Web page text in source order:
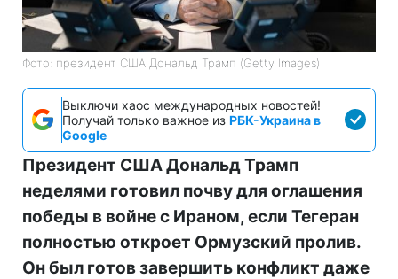
Фото: президент США Дональд Трамп (Getty Images)
Выключи хаос международных новостей!
Получай только важное из РБК-Украина в
Google
Президент США Дональд Трамп
неделями готовил почву для оглашения
победы в войне с Ираном, если Тегеран
полностью откроет Ормузский пролив.
Он был готов завершить конфликт даже